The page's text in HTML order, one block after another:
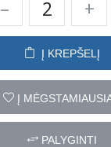
– +
Į KREPŠELĮ
Į
PALYGINTI